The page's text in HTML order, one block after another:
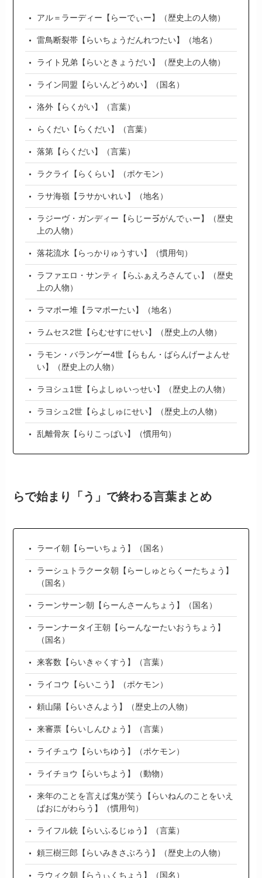
アル＝ラーディー【らーでぃー】（歴史上の人物）
雷鳥断裂帯【らいちょうだんれつたい】（地名）
ライト兄弟【らいときょうだい】（歴史上の人物）
ライン同盟【らいんどうめい】（国名）
洛外【らくがい】（言葉）
らくだい【らくだい】（言葉）
落第【らくだい】（言葉）
ラクライ【らくらい】（ポケモン）
ラサ海嶺【ラサかいれい】（地名）
ラジーヴ・ガンディー【らじーゔがんでぃー】（歴史
上の人物）
落花流水【らっかりゅうすい】（慣用句）
ラファエロ・サンティ【らふぁえろさんてぃ】（歴史
上の人物）
ラマポー堆【ラマポーたい】（地名）
ラムセス2世【らむせすにせい】（歴史上の人物）
ラモン・バランゲー4世【らもん・ばらんげーよんせ
い】（歴史上の人物）
ラヨシュ1世【らよしゅいっせい】（歴史上の人物）
ラヨシュ2世【らよしゅにせい】（歴史上の人物）
乱離骨灰【らりこっぱい】（慣用句）
らで始まり「う」で終わる言葉まとめ
ラーイ朝【らーいちょう】（国名）
ラーシュトラクータ朝【らーしゅとらくーたちょう】
（国名）
ラーンサーン朝【らーんさーんちょう】（国名）
ラーンナータイ王朝【らーんなーたいおうちょう】
（国名）
来客数【らいきゃくすう】（言葉）
ライコウ【らいこう】（ポケモン）
頼山陽【らいさんよう】（歴史上の人物）
来審票【らいしんひょう】（言葉）
ライチュウ【らいちゆう】（ポケモン）
ライチョウ【らいちよう】（動物）
来年のことを言えば鬼が笑う【らいねんのことをいえ
ばおにがわらう】（慣用句）
ライフル銃【らいふるじゅう】（言葉）
頼三樹三郎【らいみきさぶろう】（歴史上の人物）
ラウィク朝【らうぃくちょう】（国名）